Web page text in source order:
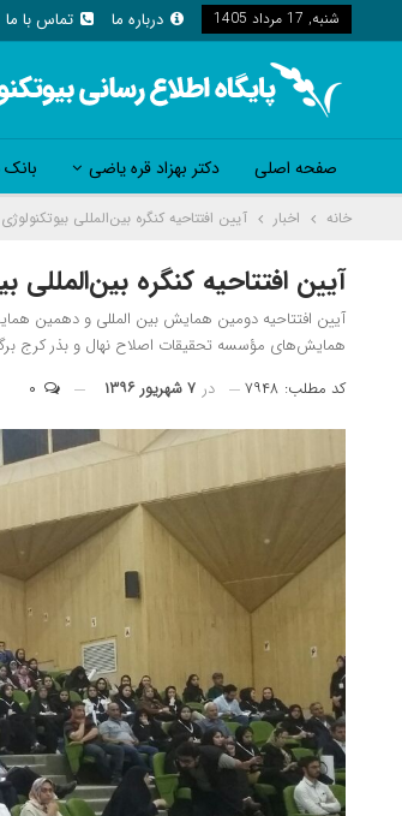
شنبه, 17 مرداد 1405 درباره ما تماس با ما
صفحه اصلی دکتر بهزاد قره یاضی بانک
خانه اخبار آیین افتتاحیه کنگره بین‌المللی
آیین افتتاحیه کنگره بین‌المللی
آیین افتتاحیه دومین همایش بین المللی و دهمین
همایش‌های مؤسسه تحقیقات اصلاح نهال و بذر کرج
کد مطلب: ۷۹۴۸ در ۷ شهریور ۱۳۹۶